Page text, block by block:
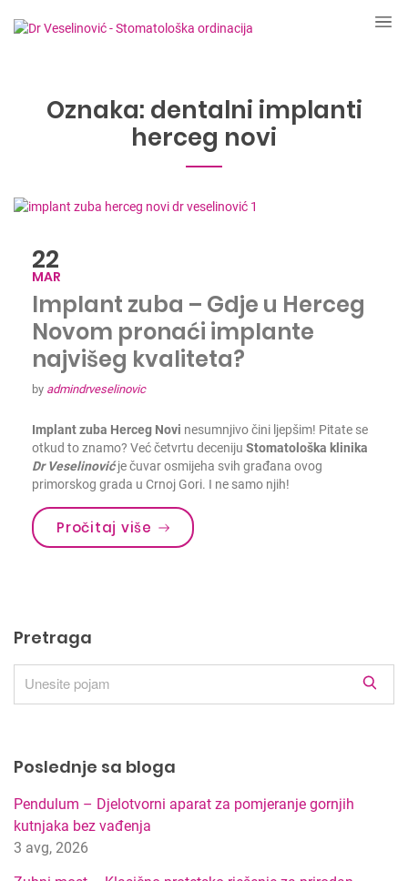
Oznaka: dentalni implanti
herceg novi
22
MAR
Implant zuba – Gdje u Herceg
Novom pronaći implante
najvišeg kvaliteta?
by admindrveselinovic
Implant zuba Herceg Novi nesumnjivo čini ljepšim! Pitate se
otkud to znamo? Već četvrtu deceniju Stomatološka klinika
Dr Veselinovićje čuvar osmijeha svih građana ovog
primorskog grada u Crnoj Gori. I ne samo njih!
Pročitaj više
Pretraga
e
Poslednje sa bloga
Pendulum – Djelotvorni aparat za pomjeranje gornjih
kutnjaka bez vađenja
3 avg, 2026